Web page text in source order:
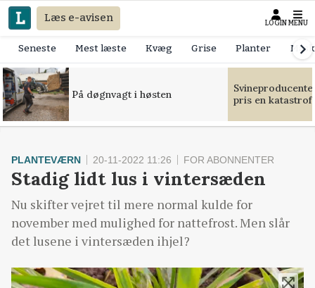
Læs e-avisen LOGIN MENU
Seneste Mest læste Kvæg Grise Planter
På døgnvagt i høsten
pris en
PLANTEVÆRN 20-11-2022 11:26 FOR ABONNENTER
Stadig lidt lus i vintersæden
Nu skifter vejret til mere normal kulde for
november med mulighed for nattefrost. Men slår
det lusene i vintersæden ihjel?